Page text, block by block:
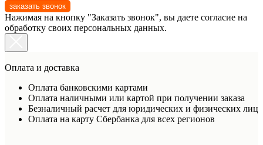
заказать звонок
Нажимая на кнопку "Заказать звонок", вы даете согласие на
обработку своих персональных данных.
Оплата и доставка
Оплата банковскими картами
Оплата наличными или картой при получении заказа
Безналичный расчет для юридических и физических лиц
Оплата на карту Сбербанка для всех регионов